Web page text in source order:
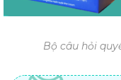
Bộ câu hỏi